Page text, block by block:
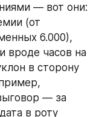
— вот они:
(от
6.000),
вроде часов на
в сторону
— за
в роту